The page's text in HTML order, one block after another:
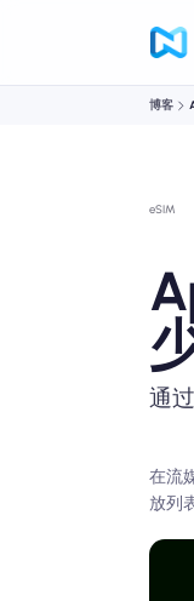
博客
eSIM
通
在流
放列